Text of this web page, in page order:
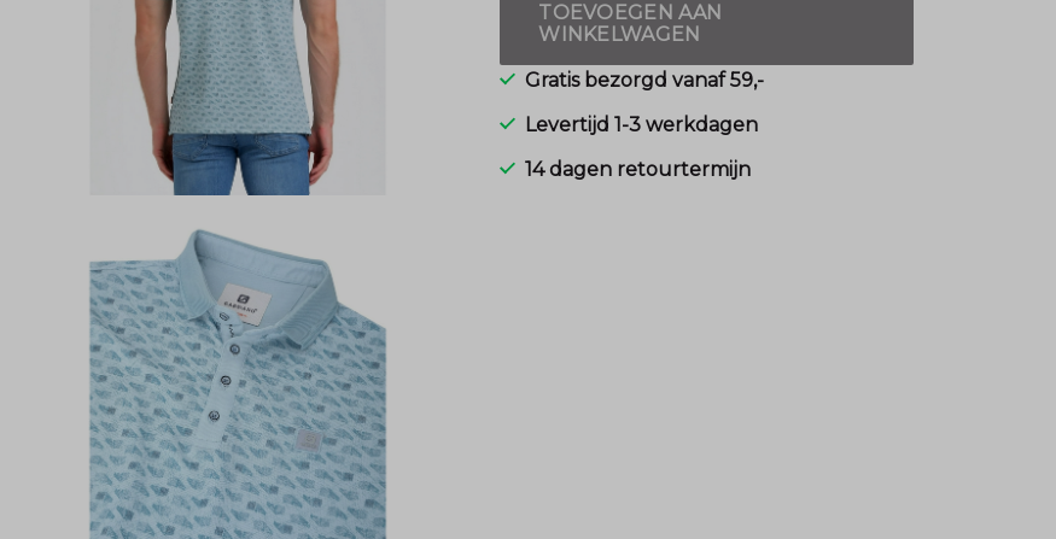
TOEVOEGEN AAN
WINKELWAGEN
Gratis bezorgd vanaf 59,-
Levertijd 1-3 werkdagen
14 dagen retourtermijn